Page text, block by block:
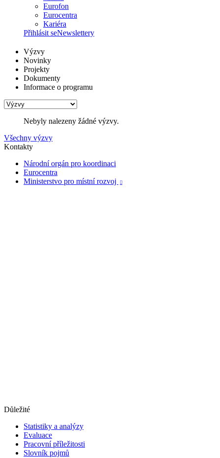
Eurofon
Eurocentra
Kariéra
Přihlásit seNewslettery
Výzvy
Novinky
Projekty
Dokumenty
Informace o programu
Nebyly nalezeny žádné výzvy.
Všechny výzvy
Kontakty
Národní orgán pro koordinaci
Eurocentra
Ministerstvo pro místní rozvoj

Důležité
Statistiky a analýzy
Evaluace
Pracovní příležitosti
Slovník pojmů